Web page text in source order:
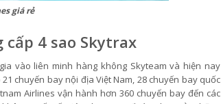
giá rẻ
4 sao Skytrax
vào liên minh hàng không Skyteam và hiện nay
chuyến bay nội địa Việt Nam, 28 chuyến bay quốc
Airlines vận hành hơn 360 chuyến bay đến các